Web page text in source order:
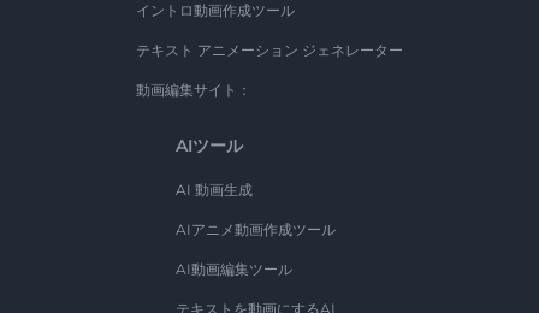
イントロ動画作成ツール
テキスト アニメーション ジェネレーター
動画編集サイト：
AIツール
AI 動画生成
AIアニメ動画作成ツール
AI動画編集ツール
テキストを動画にするAI